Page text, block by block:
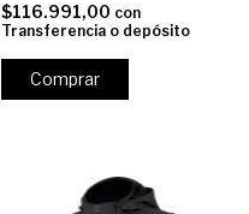
$116.991,00 con
Transferencia o depósito
Comprar